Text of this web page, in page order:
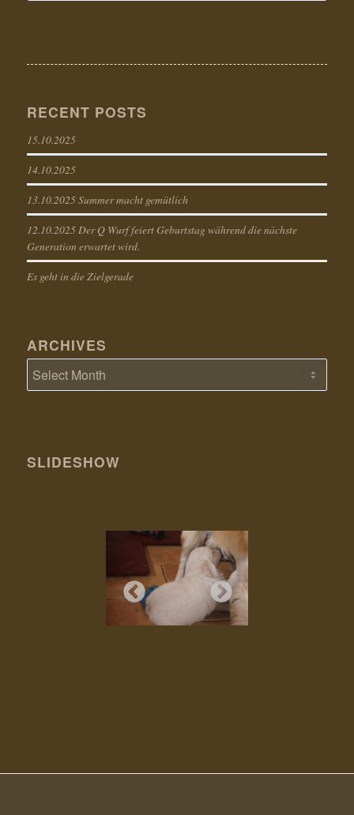
RECENT POSTS
15.10.2025
14.10.2025
13.10.2025 Summer macht gemütlich
12.10.2025 Der Q Wurf feiert Geburtstag während die nächste
Generation erwartet wird.
Es geht in die Zielgerade
ARCHIVES
SLIDESHOW